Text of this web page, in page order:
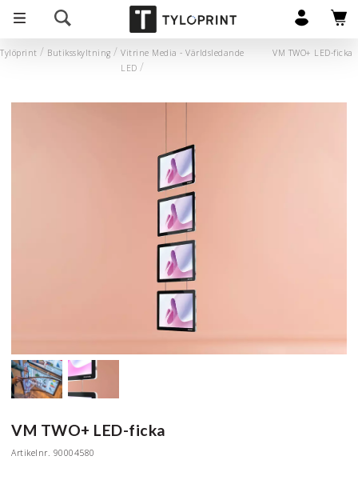
Tylöprint Butiksskyltning
Vitrine Media - Världsledande
LED
VM TWO+ LED-ficka
VM TWO+ LED-ficka
Artikelnr. 90004580